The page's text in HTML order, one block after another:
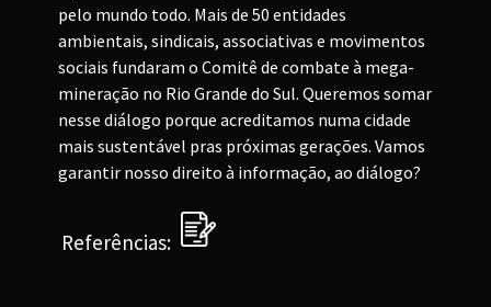
pelo mundo todo. Mais de 50 entidades
ambientais, sindicais, associativas e movimentos
sociais fundaram o Comitê de combate à mega-
mineração no Rio Grande do Sul. Queremos somar
nesse diálogo porque acreditamos numa cidade
mais sustentável pras próximas gerações. Vamos
garantir nosso direito à informação, ao diálogo?
Referências: